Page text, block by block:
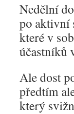
Nedělní
po aktivní
které v
účastníků
Ale dost
předtím
který